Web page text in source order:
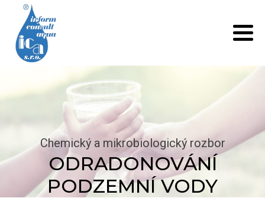
Chemický a mikrobiologický rozbor
ODRADONOVÁNÍ
PODZEMNÍ VODY